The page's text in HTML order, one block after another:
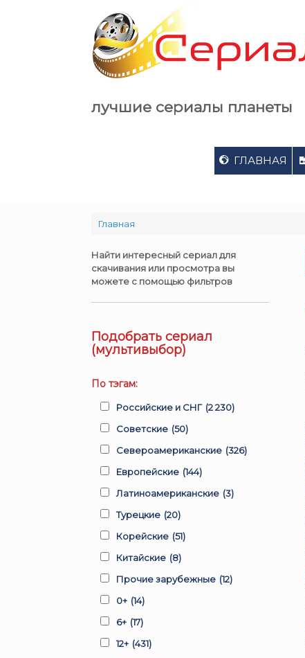
лучшие сериалы планеты
ГЛАВНАЯ
Главная
Найти интересный сериал для
скачивания или просмотра вы
можете с помощью фильтров
Подобрать сериал
(мультивыбор)
По тэгам:
Российские и СНГ (2 230)
Советские (50)
Североамериканские (326)
Европейские (144)
Латиноамериканские (3)
Турецкие (20)
Корейские (51)
Китайские (8)
Прочие зарубежные (12)
0+ (14)
6+ (17)
12+ (431)